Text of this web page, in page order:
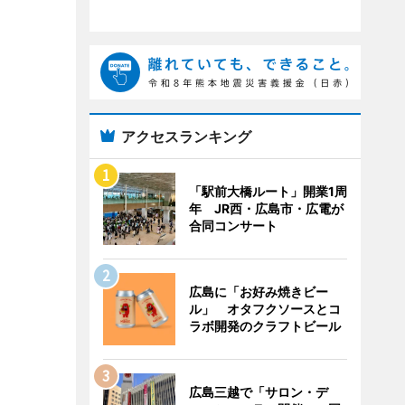
アクセスランキング
「駅前大橋ルート」開業1周
年 JR西・広島市・広電が
合同コンサート
広島に「お好み焼きビー
ル」 オタフクソースとコ
ラボ開発のクラフトビール
広島三越で「サロン・デ